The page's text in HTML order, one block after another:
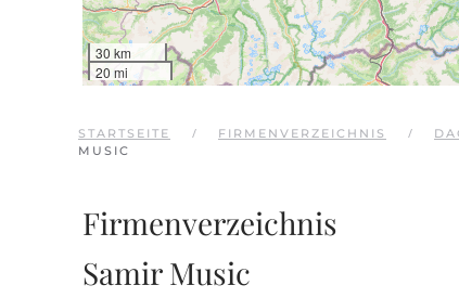
30 km
20 mi
STARTSEITE FIRMENVERZEICHNIS
MUSIC
Firmenverzeichnis
Samir Music